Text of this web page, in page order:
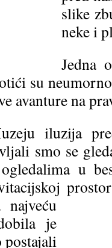
slike
neke i
Jedna
su
avanture na
iluzija
smo se
u
je